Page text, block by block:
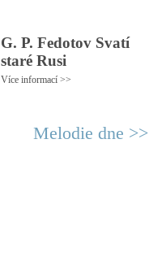
G. P. Fedotov Svatí
staré Rusi
Více informací >>
Melodie dne >>